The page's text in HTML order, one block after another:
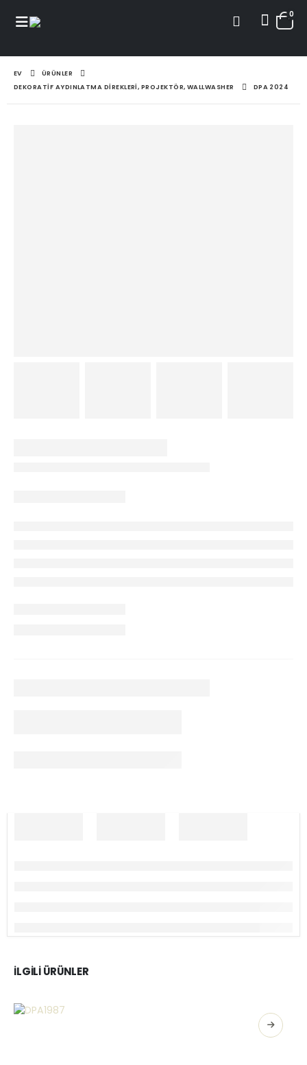
0
EV
ÜRÜNLER
DEKORATIF AYDINLATMA DIREKLERI, PROJEKTÖR, WALLWASHER
DPA 2024
İLGILI ÜRÜNLER